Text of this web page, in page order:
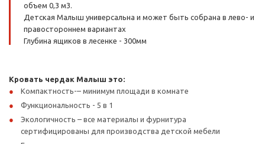
объем 0,3 м3.
Детская Малыш универсальна и может быть собрана в лево- и
правостороннем вариантах
Глубина ящиков в лесенке - 300мм
Кровать чердак Малыш это:
Компактность-– минимум площади в комнате
Функциональность - 5 в 1
Экологичность – все материалы и фурнитура
сертифицированы для производства детской мебели